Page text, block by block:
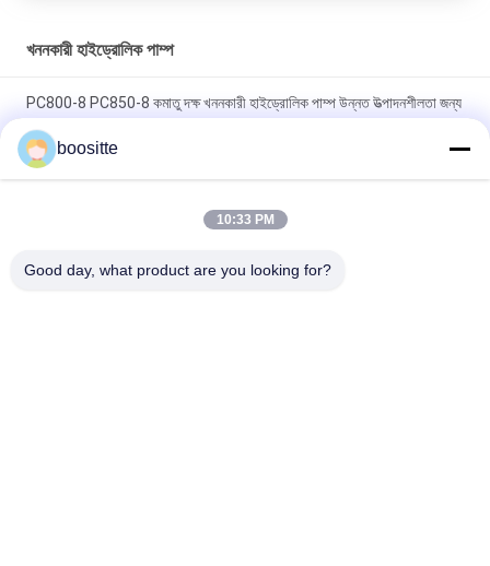
খননকারী হাইড্রোলিক পাম্প
PC800-8 PC850-8 কমাতু দক্ষ খননকারী হাইড্রোলিক পাম্প উন্নত উত্পাদনশীলতা জন্য
708-2K-00113
DH150-7 Doosan হাইড্রোলিক পাম্প 2401-92368, K3v63dt হাইড্রোলিক
708-1S-00240 হাইড্রোলিক পাম্প
boositte
10:33 PM
Good day, what product are you looking for?